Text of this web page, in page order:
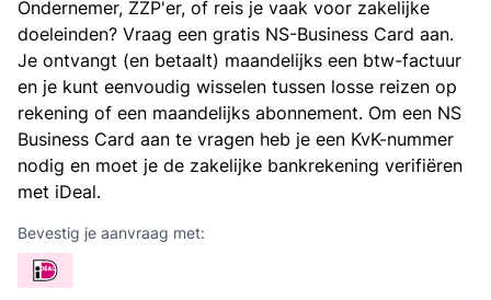
Ondernemer, ZZP'er, of reis je vaak voor zakelijke
doeleinden? Vraag een gratis NS-Business Card aan.
Je ontvangt (en betaalt) maandelijks een btw-factuur
en je kunt eenvoudig wisselen tussen losse reizen op
rekening of een maandelijks abonnement. Om een NS
Business Card aan te vragen heb je een KvK-nummer
nodig en moet je de zakelijke bankrekening verifiëren
met iDeal.
Bevestig je aanvraag met: